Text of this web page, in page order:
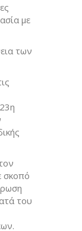
με
των
σκοπό
του